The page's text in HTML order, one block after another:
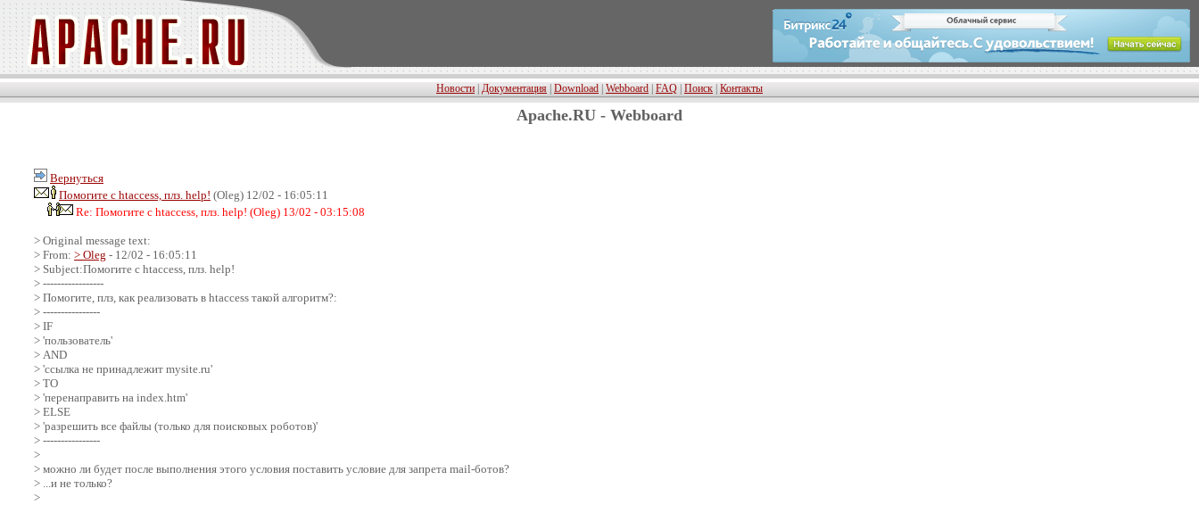
Новости Документация Download Webboard FAQ Поиск Контакты
Apache.RU - Webboard
Вернуться
Помогите с htaccess, плз. help! (Oleg) 12/02 - 16:05:11
Re: Помогите с htaccess, плз. help! (Oleg) 13/02 - 03:15:08
> Original message text:
> From: > Oleg - 12/02 - 16:05:11
> Subject:Помогите с htaccess, плз. help!
> -----------------
> Помогите, плз, как реализовать в htaccess такой алгоритм?:
> ----------------
> IF
> 'пользователь'
> AND
> 'ссылка не принадлежит mysite.ru'
> TO
> 'перенаправить на index.htm'
> ELSE
> 'разрешить все файлы (только для поисковых роботов)'
> ----------------
>
> можно ли будет после выполнения этого условия поставить условие для запрета mail-ботов?
> ...и не только?
>